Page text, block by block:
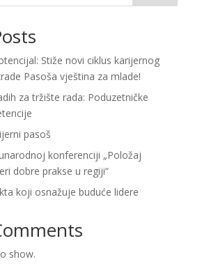
Stiže novi ciklus karijernog
Pasoša vještina za mlade!
za tržište rada: Poduzetničke
pasoš
konferenciji „Položaj
dobre prakse u regiji“
koji osnažuje buduće lidere
show.